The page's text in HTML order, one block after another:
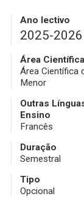
Ano lectivo
2025-2026
Área Científica
Área Científica
Menor
Outras
Ensino
Francês
Duração
Semestral
Tipo
Opcional